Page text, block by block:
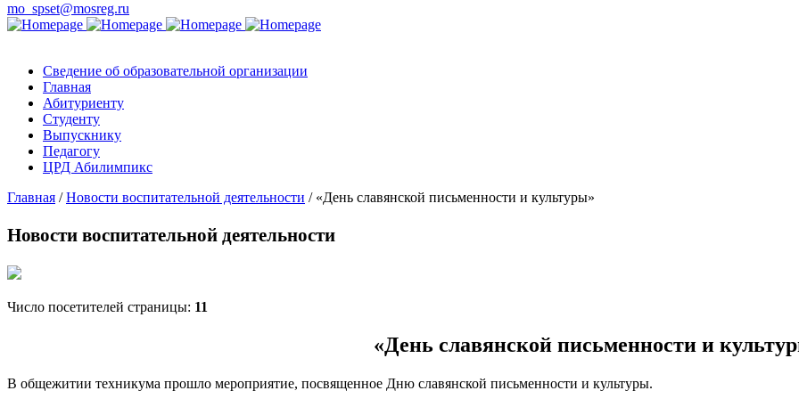
mo_spset@mosreg.ru
Сведение об образовательной организации
Главная
Абитуриенту
Студенту
Выпускнику
Педагогу
ЦРД Абилимпикс
Главная /Новости воспитательной деятельности / «День славянской письменности и культуры»
Новости воспитательной деятельности
Число посетителей страницы: 11
«День славянской письменности и
В общежитии техникума прошло мероприятие, посвященное Дню славянской письменности и культуры.